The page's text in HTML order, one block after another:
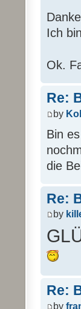
Ich
Ok.
Re:
by
Bin
die
Re:
by
Re:
by